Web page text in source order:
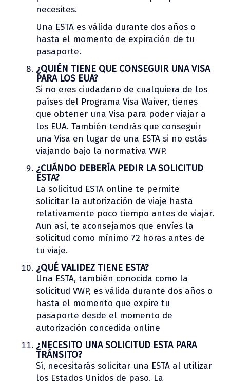
necesites.
Una ESTA es válida durante dos años o
hasta el momento de expiración de tu
pasaporte.
¿QUIÉN TIENE QUE CONSEGUIR UNA VISA
PARA LOS EUA?
Si no eres ciudadano de cualquiera de los
países del Programa Visa Waiver, tienes
que obtener una Visa para poder viajar a
los EUA. También tendrás que conseguir
una Visa en lugar de una ESTA si no estás
viajando bajo la normativa VWP.
¿CUÁNDO DEBERÍA PEDIR LA SOLICITUD
ESTA?
La solicitud ESTA online te permite
solicitar la autorización de viaje hasta
relativamente poco tiempo antes de viajar.
Aun así, te aconsejamos que envíes la
solicitud como mínimo 72 horas antes de
tu viaje.
¿QUÉ VALIDEZ TIENE ESTA?
Una ESTA, también conocida como la
solicitud VWP, es válida durante dos años o
hasta el momento que expire tu
pasaporte desde el momento de
autorización concedida online
¿NECESITO UNA SOLICITUD ESTA PARA
TRÁNSITO?
Sí, necesitarás solicitar una ESTA al utilizar
los Estados Unidos de paso. La